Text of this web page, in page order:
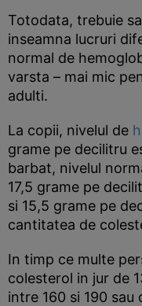
Totodata, trebuie
inseamna lucruri
normal de
varsta – mai mic
adulti.
La copii, nivelul de
grame pe decilitru
barbat, nivelul
17,5 grame pe
si 15,5 grame pe
cantitatea de
In timp ce multe
colesterol in jur de
intre 160 si 190 sau